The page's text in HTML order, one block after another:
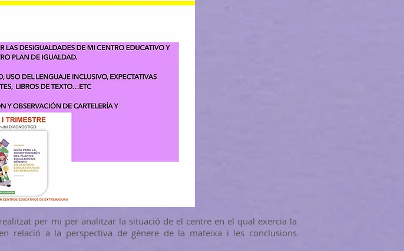
per mi per analitzar la situació de el centre en el qual exercia la
relació a la perspectiva de gènere de la mateixa i les conclusions